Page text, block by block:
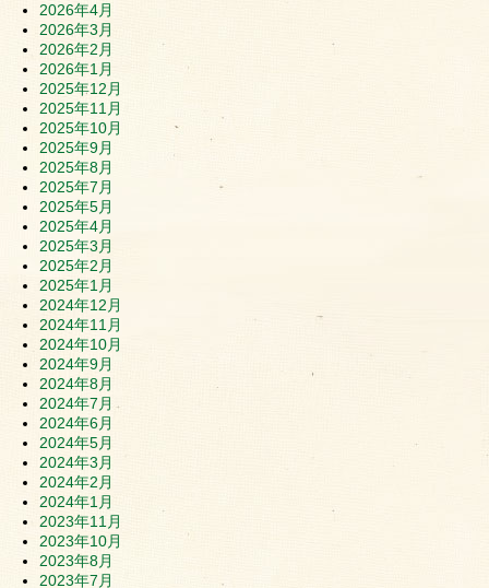
2026年4月
2026年3月
2026年2月
2026年1月
2025年12月
2025年11月
2025年10月
2025年9月
2025年8月
2025年7月
2025年5月
2025年4月
2025年3月
2025年2月
2025年1月
2024年12月
2024年11月
2024年10月
2024年9月
2024年8月
2024年7月
2024年6月
2024年5月
2024年3月
2024年2月
2024年1月
2023年11月
2023年10月
2023年8月
2023年7月